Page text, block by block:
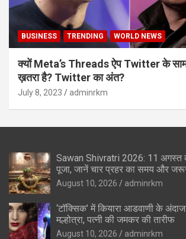
BUSINESS TRENDING WORLD NEWS
क्यों Meta’s Threads ऐप Twitter के
ख़तरा है? Twitter का अंत?
July 8, 2023 adminrkm
Sawan Shivratri 2026: 11 अगस्त
पूजा, जानें चार प्रहर का समय और
August 10, 2026 adminrkm
‘टॉक्सिक’ में कियारा आडवाणी के अंदाज
मल्होत्रा, पत्नी की जमकर की तारीफ
August 10, 2026 adminrkm